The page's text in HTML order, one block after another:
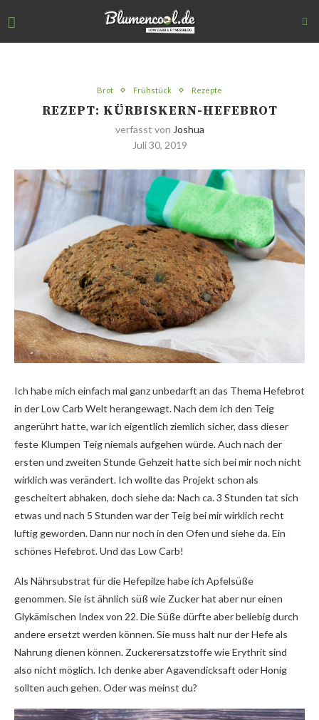
Brot Frühstück Rezepte
REZEPT: KÜRBISKERN-HEFEBROT
verfasst von Joshua
Juli 30, 2019
Ich habe mich einfach mal ganz unbedarft an das Thema Hefebrot
in der Low Carb Welt herangewagt. Nach dem ich den Teig
angerührt hatte, war ich eigentlich ziemlich sicher, dass dieser
feste Klumpen Teig niemals aufgehen würde. Auch nach der
ersten und zweiten Stunde Gehzeit hatte sich bei mir noch nicht
wirklich was verändert. Ich wollte das Projekt schon als
gescheitert abhaken, doch siehe da: Nach ca. 3 Stunden tat sich
etwas und nach 5 Stunden war der Teig bei mir wirklich recht
luftig geworden. Dann nur noch in den Ofen und siehe da. Ein
schönes Hefebrot. Und das Low Carb!
Als Nährsubstrat für die Hefepilze habe ich Apfelsüße
genommen. Sie ist ähnlich süß wie Zucker hat aber nur einen
Glykämischen Index von 22. Die Süße dürfte aber beliebig durch
andere ersetzt werden können. Sie muss halt nur der Hefe als
Nahrung dienen können. Zuckerersatzstoffe wie Erythrit sind
also nicht möglich. Ich denke aber Agavendicksaft oder Honig
sollten auch gehen. Oder was meinst du?